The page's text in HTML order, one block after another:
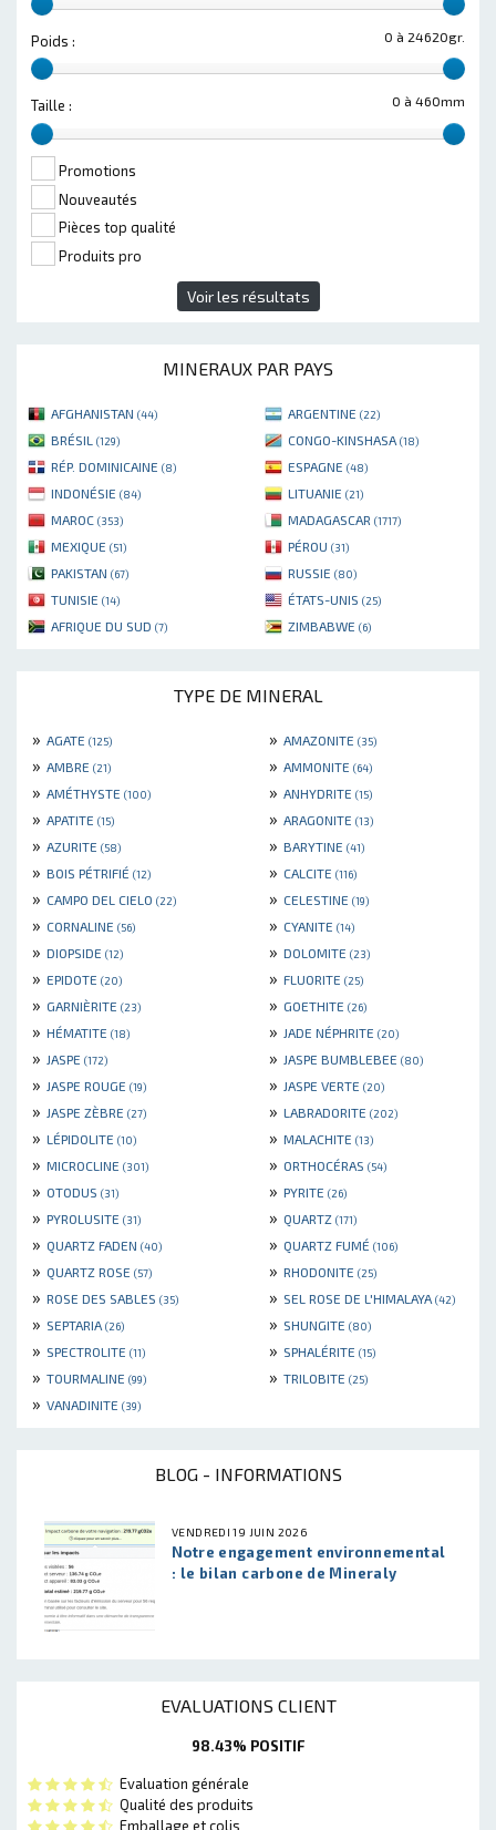
0 à 24620gr.
Poids :
0 à 460mm
Taille :
Promotions
Nouveautés
Pièces top qualité
Produits pro
Voir les résultats
MINERAUX PAR PAYS
AFGHANISTAN (44) ARGENTINE (22)
BRÉSIL (129) CONGO-KINSHASA (18)
RÉP. DOMINICAINE (8) ESPAGNE (48)
INDONÉSIE (84) LITUANIE (21)
MAROC (353) MADAGASCAR (1717)
MEXIQUE (51) PÉROU (31)
PAKISTAN (67) RUSSIE (80)
TUNISIE (14) ÉTATS-UNIS (25)
AFRIQUE DU SUD (7) ZIMBABWE (6)
TYPE DE MINERAL
» AGATE (125) » AMAZONITE (35)
» AMBRE (21) » AMMONITE (64)
» AMÉTHYSTE (100) » ANHYDRITE (15)
» APATITE (15) » ARAGONITE (13)
» AZURITE (58) » BARYTINE (41)
» BOIS PÉTRIFIÉ (12) » CALCITE (116)
» CAMPO DEL CIELO (22) » CELESTINE (19)
» CORNALINE (56) » CYANITE (14)
» DIOPSIDE (12) » DOLOMITE (23)
» EPIDOTE (20) » FLUORITE (25)
» GARNIÈRITE (23) » GOETHITE (26)
» HÉMATITE (18) » JADE NÉPHRITE (20)
» JASPE (172) » JASPE BUMBLEBEE (80)
» JASPE ROUGE (19) » JASPE VERTE (20)
» JASPE ZÈBRE (27) » LABRADORITE (202)
» LÉPIDOLITE (10) » MALACHITE (13)
» MICROCLINE (301) » ORTHOCÉRAS (54)
» OTODUS (31) » PYRITE (26)
» PYROLUSITE (31) » QUARTZ (171)
» QUARTZ FADEN (40) » QUARTZ FUMÉ (106)
» QUARTZ ROSE (57) » RHODONITE (25)
» ROSE DES SABLES (35) » SEL ROSE DE L'HIMALAYA (42)
» SEPTARIA (26) » SHUNGITE (80)
» SPECTROLITE (11) » SPHALÉRITE (15)
» TOURMALINE (99) » TRILOBITE (25)
» VANADINITE (39)
BLOG - INFORMATIONS
VENDREDI 19 JUIN 2026
Notre engagement environnemental
: le bilan carbone de Mineraly
EVALUATIONS CLIENT
98.43% POSITIF
Evaluation générale
Qualité des produits
Emballage et colis